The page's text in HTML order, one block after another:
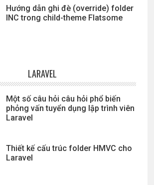
Hướng dẫn ghi đè (override) folder
INC trong child-theme Flatsome
LARAVEL
Một số câu hỏi câu hỏi phổ biến
phỏng vấn tuyển dụng lập trình viên
Laravel
Thiết kế cấu trúc folder HMVC cho
Laravel